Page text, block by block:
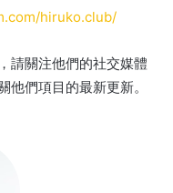
hiruko.club/
請關注他們的社交媒體
們項目的最新更新。